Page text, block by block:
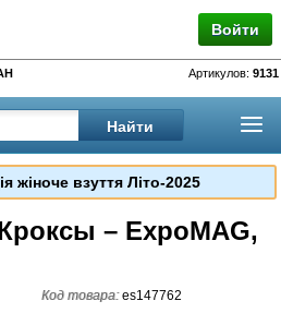
Войти
Артикулов: 9131
жіноче взуття Літо-2025
– ExpoMAG,
Код товара:es147762